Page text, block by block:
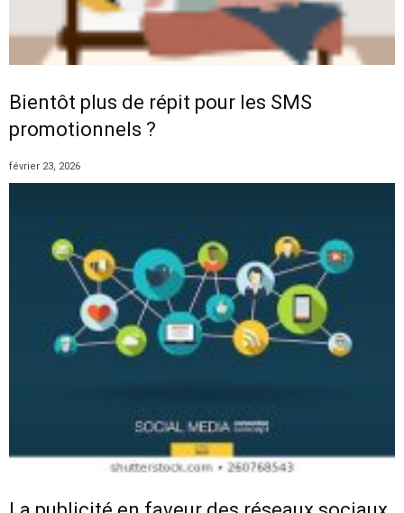
Bientôt plus de répit pour les SMS
promotionnels ?
février 23, 2026